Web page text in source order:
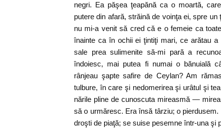
negri. Ea păşea ţeapănă ca o moartă,
putere din afară, străină de voinţa ei, spre
nu mi-a venit să cred că e o femeie ca
înainte ca în ochii ei ţintiţi mari, ce arătau
sale prea sulimenite să-mi pară a
îndoiesc, mai putea fi numai o bănuială
rânjeau şapte safire de Ceylan? Am
tulbure, în care şi nedomerirea şi urâtul şi
nările pline de cunoscuta mireasmă —
să o urmăresc. Era însă târziu; o
droşti de piaţă; se suise pesemne într-una şi